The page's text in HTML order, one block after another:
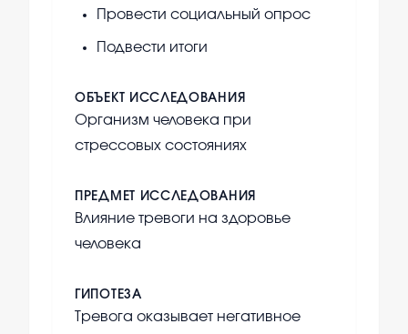
Провести социальный опрос
Подвести итоги
ОБЪЕКТ ИССЛЕДОВАНИЯ
Организм человека при
стрессовых состояниях
ПРЕДМЕТ ИССЛЕДОВАНИЯ
Влияние тревоги на здоровье
человека
ГИПОТЕЗА
Тревога оказывает негативное